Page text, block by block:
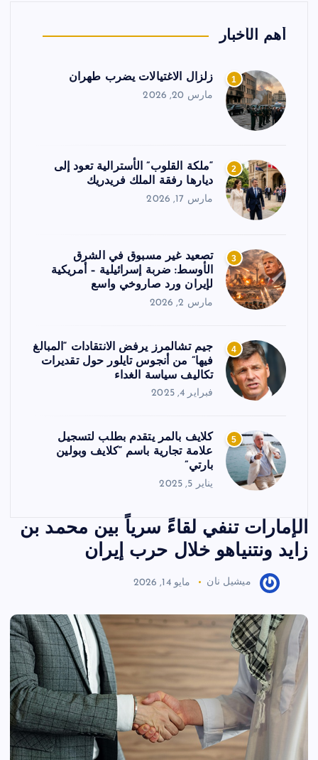
أهم الأخبار
1 زلزال الاغتيالات يضرب طهران
مارس 20, 2026
2
“ملكة القلوب” الأسترالية تعود إلى
ديارها رفقة الملك فريدريك
مارس 17, 2026
3
تصعيد غير مسبوق في الشرق
الأوسط: ضربة إسرائيلية – أمريكية
لإيران ورد صاروخي واسع
مارس 2, 2026
4
جيم تشالمرز يرفض الانتقادات “المبالغ
فيها” من أنجوس تايلور حول تقديرات
تكاليف سياسة الغداء
فبراير 4, 2025
5
كلايف بالمر يتقدم بطلب لتسجيل
علامة تجارية باسم “كلايف وبولين
بارتي”
يناير 5, 2025
الإمارات تنفي لقاءً سرياً بين محمد بن
زايد ونتنياهو خلال حرب إيران
ميشيل نان مايو 14, 2026